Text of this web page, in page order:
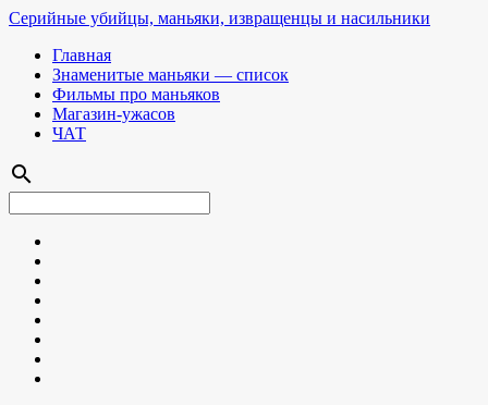
Серийные убийцы, маньяки, извращенцы и насильники
Главная
Знаменитые маньяки — список
Фильмы про маньяков
Магазин-ужасов
ЧАТ
search